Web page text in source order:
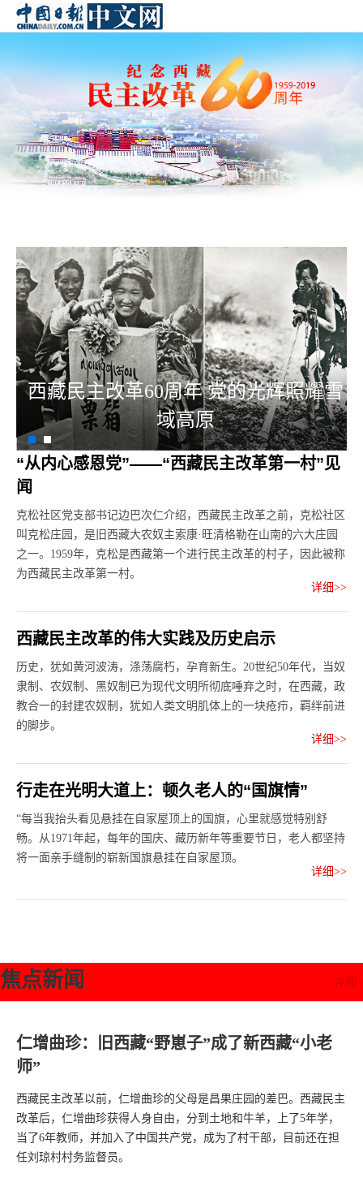
中国频道
西藏民主改革60周年 党的光辉照耀雪
域高原
“从内心感恩党”——“西藏民主改革第一村”见
闻
克松社区党支部书记边巴次仁介绍，西藏民主改革之前，克松社区
叫克松庄园，是旧西藏大农奴主索康·旺清格勒在山南的六大庄园
之一。1959年，克松是西藏第一个进行民主改革的村子，因此被称
为西藏民主改革第一村。
详细>>
西藏民主改革的伟大实践及历史启示
历史，犹如黄河波涛，涤荡腐朽，孕育新生。20世纪50年代，当奴
隶制、农奴制、黑奴制已为现代文明所彻底唾弃之时，在西藏，政
教合一的封建农奴制，犹如人类文明肌体上的一块疮疖，羁绊前进
的脚步。
详细>>
行走在光明大道上：顿久老人的“国旗情”
“每当我抬头看见悬挂在自家屋顶上的国旗，心里就感觉特别舒
畅。从1971年起，每年的国庆、藏历新年等重要节日，老人都坚持
将一面亲手缝制的崭新国旗悬挂在自家屋顶。
详细>>
焦点新闻 详细+
仁增曲珍：旧西藏“野崽子”成了新西藏“小老
师”
西藏民主改革以前，仁增曲珍的父母是昌果庄园的差巴。西藏民主
改革后，仁增曲珍获得人身自由，分到土地和牛羊，上了5年学，
当了6年教师，并加入了中国共产党，成为了村干部，目前还在担
任刘琼村村务监督员。